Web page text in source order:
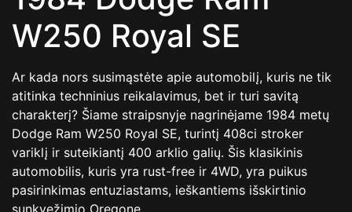
W250 Royal SE
Ar kada nors susimąstėte apie automobilį, kuris ne tik
atitinka techninius reikalavimus, bet ir turi savitą
charakterį? Šiame straipsnyje nagrinėjame 1984 metų
Dodge Ram W250 Royal SE, turintį 408ci stroker
variklį ir suteikiantį 400 arklio galių. Šis klasikinis
automobilis, kuris yra rust-free ir 4WD, yra puikus
pasirinkimas entuziastams, ieškantiems išskirtinio